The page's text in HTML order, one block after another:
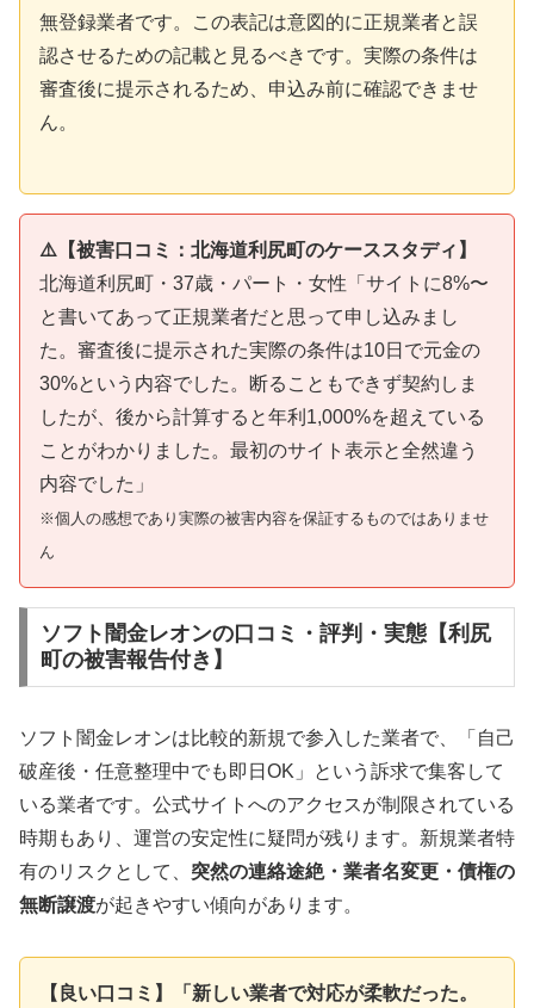
無登録業者です。この表記は意図的に正規業者と誤
認させるための記載と見るべきです。実際の条件は
審査後に提示されるため、申込み前に確認できませ
ん。
⚠️【被害口コミ：北海道利尻町のケーススタディ】
北海道利尻町・37歳・パート・女性「サイトに8%〜
と書いてあって正規業者だと思って申し込みまし
た。審査後に提示された実際の条件は10日で元金の
30%という内容でした。断ることもできず契約しま
したが、後から計算すると年利1,000%を超えている
ことがわかりました。最初のサイト表示と全然違う
内容でした」
※個人の感想であり実際の被害内容を保証するものではありませ
ん
ソフト闇金レオンの口コミ・評判・実態【利尻
町の被害報告付き】
ソフト闇金レオンは比較的新規で参入した業者で、「自己
破産後・任意整理中でも即日OK」という訴求で集客して
いる業者です。公式サイトへのアクセスが制限されている
時期もあり、運営の安定性に疑問が残ります。新規業者特
有のリスクとして、 突然の連絡途絶・業者名変更・債権の
無断譲渡が起きやすい傾向があります。
【良い口コミ】「新しい業者で対応が柔軟だった。